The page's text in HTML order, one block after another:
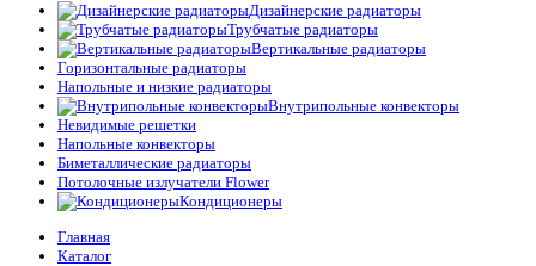
Дизайнерские радиаторы
Трубчатые радиаторы
Вертикальные радиаторы
Горизонтальные радиаторы
Напольные и низкие радиаторы
Внутрипольные конвекторы
Невидимые решетки
Напольные конвекторы
Биметаллические радиаторы
Потолочные излучатели Flower
Кондиционеры
Главная
Каталог